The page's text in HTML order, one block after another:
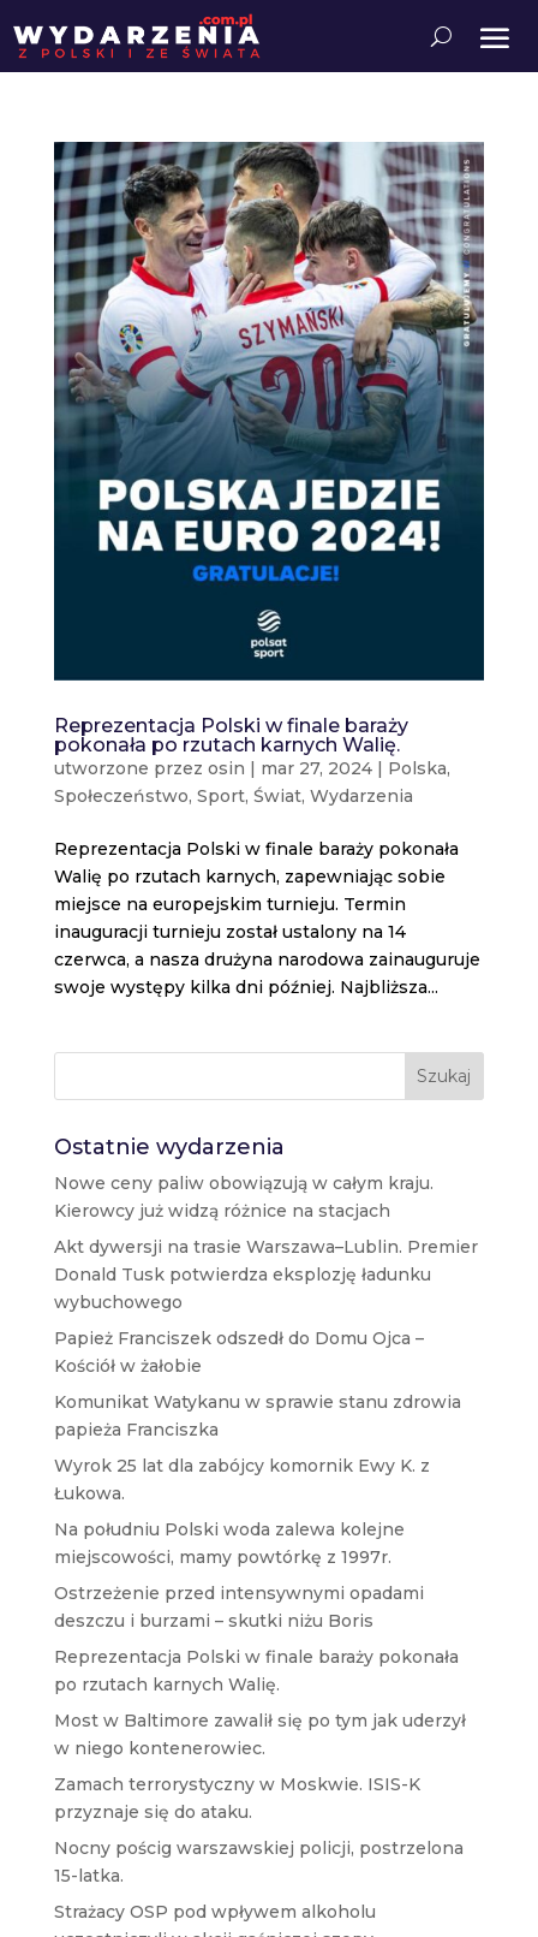
Reprezentacja Polski w finale baraży
pokonała po rzutach karnych Walię.
utworzone przez osin | mar 27, 2024| Polska,
Społeczeństwo, Sport, Świat, Wydarzenia
Reprezentacja Polski w finale baraży pokonała
Walię po rzutach karnych, zapewniając sobie
miejsce na europejskim turnieju. Termin
inauguracji turnieju został ustalony na 14
czerwca, a nasza drużyna narodowa zainauguruje
swoje występy kilka dni później. Najbliższa...
Szukaj
Ostatnie wydarzenia
Nowe ceny paliw obowiązują w całym kraju.
Kierowcy już widzą różnice na stacjach
Akt dywersji na trasie Warszawa–Lublin. Premier
Donald Tusk potwierdza eksplozję ładunku
wybuchowego
Papież Franciszek odszedł do Domu Ojca –
Kościół w żałobie
Komunikat Watykanu w sprawie stanu zdrowia
papieża Franciszka
Wyrok 25 lat dla zabójcy komornik Ewy K. z
Łukowa.
Na południu Polski woda zalewa kolejne
miejscowości, mamy powtórkę z 1997r.
Ostrzeżenie przed intensywnymi opadami
deszczu i burzami – skutki niżu Boris
Reprezentacja Polski w finale baraży pokonała
po rzutach karnych Walię.
Most w Baltimore zawalił się po tym jak uderzył
w niego kontenerowiec.
Zamach terrorystyczny w Moskwie. ISIS-K
przyznaje się do ataku.
Nocny pościg warszawskiej policji, postrzelona
15-latka.
Strażacy OSP pod wpływem alkoholu